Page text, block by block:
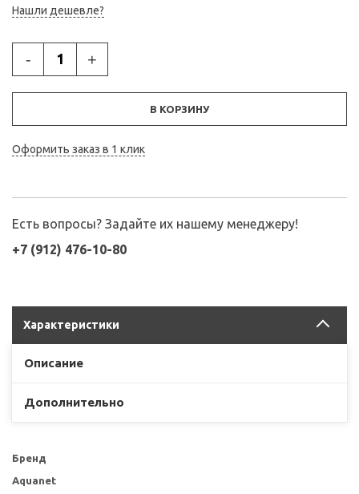
Нашли дешевле?
- +
В КОРЗИНУ
Оформить заказ в 1 клик
Есть вопросы? Задайте их нашему менеджеру!
+7 (912) 476-10-80
Характеристики
Описание
Дополнительно
Бренд
Aquanet